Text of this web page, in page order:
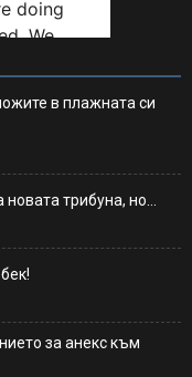
в плажната си
трибуна, но…
за анекс към